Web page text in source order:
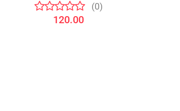
(0)
120.00